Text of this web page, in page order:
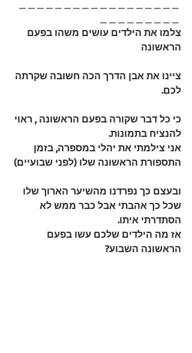
צלמו את הילדים עושים משהו בפעם
הראשונה
ציינו את אבן הדרך הכה חשובה שקרתה
לכם.
כי כל דבר שקורה בפעם הראשונה , ראוי
להנציח בתמונות.
אני צילמתי את יהלי במספרה, בזמן
התספורת הראשונה שלו (לפני שבועיים)
ובעצם כך נפרדנו מהשיער הארוך שלו
שכל כך אהבתי אבל כבר ממש לא
הסתדרתי איתו.
אז מה הילדים שלכם עשו בפעם
הראשונה השבוע?